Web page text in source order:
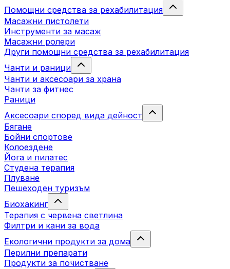
Помощни средства за рехабилитация
Масажни пистолети
Инструменти за масаж
Масажни ролери
Други помощни средства за рехабилитация
Чанти и раници
Чанти и аксесоари за храна
Чанти за фитнес
Раници
Аксесоари според вида дейност
Бягане
Бойни спортове
Колоездене
Йога и пилатес
Студена терапия
Плуване
Пешеходен туризъм
Биохакинг
Терапия с червена светлина
Филтри и кани за вода
Екологични продукти за дома
Перилни препарати
Продукти за почистване